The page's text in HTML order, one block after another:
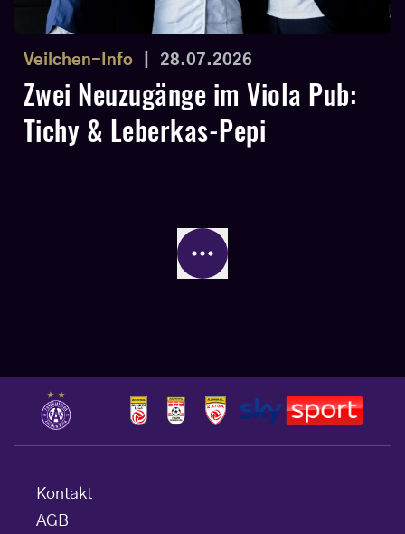
Veilchen-Info 28.07.2026
Zwei Neuzugänge im Viola Pub:
Tichy & Leberkas-Pepi
Kontakt
AGB